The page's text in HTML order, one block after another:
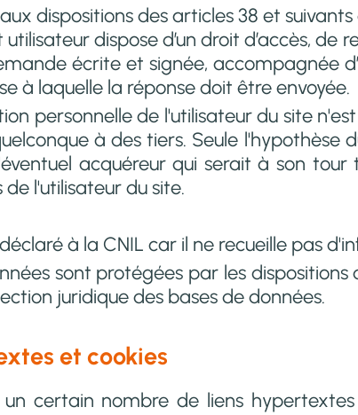
dispositions des articles 38 et
dispose d’un droit d’accès,
écrite et signée, accompagnée
à laquelle la réponse doit être envoyée.
personnelle de l'utilisateur du site
à des tiers. Seule
acquéreur qui serait à son
de l'utilisateur du site.
à la CNIL car il ne recueille pas
sont protégées par les dispositions
juridique des bases de données.
et cookies
certain nombre de liens